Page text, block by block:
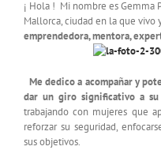
¡ Hola ! Mi nombre es Gemma
Mallorca, ciudad en la que
emprendedora, mentora,
Me dedico a acompañar y
dar un giro significativo a
trabajando con mujeres que
reforzar su seguridad,
sus objetivos.